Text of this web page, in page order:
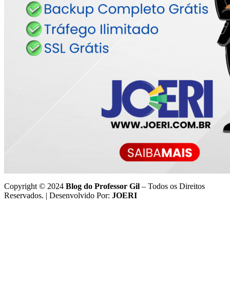
Copyright © 2024 Blog do Professor Gil – Todos os Direitos
Reservados. | Desenvolvido Por: JOERI